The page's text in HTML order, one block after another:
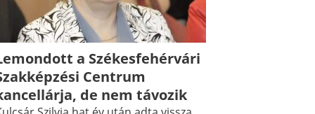
a Székesfehérvári
Centrum
de nem távozik